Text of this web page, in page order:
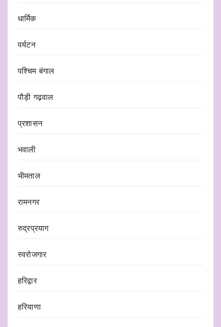
धार्मिक
पर्यटन
पश्चिम बंगाल
पौड़ी गढ़वाल
प्रशासन
भवाली
भीमताल
रामनगर
रुद्रप्रयाग
स्वरोजगार
हरिद्वार
हरियाणा